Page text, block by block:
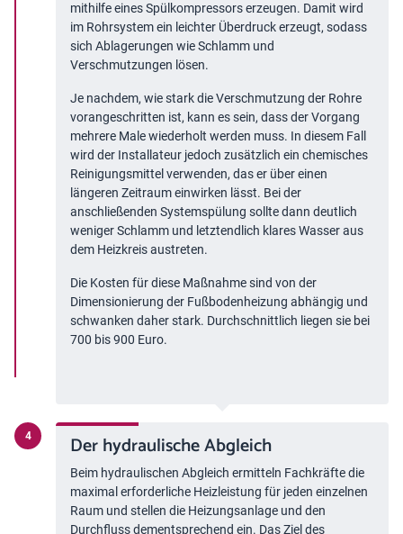
mithilfe eines Spülkompressors erzeugen. Damit wird
im Rohrsystem ein leichter Überdruck erzeugt, sodass
sich Ablagerungen wie Schlamm und
Verschmutzungen lösen.
Je nachdem, wie stark die Verschmutzung der Rohre
vorangeschritten ist, kann es sein, dass der Vorgang
mehrere Male wiederholt werden muss. In diesem Fall
wird der Installateur jedoch zusätzlich ein chemisches
Reinigungsmittel verwenden, das er über einen
längeren Zeitraum einwirken lässt. Bei der
anschließenden Systemspülung sollte dann deutlich
weniger Schlamm und letztendlich klares Wasser aus
dem Heizkreis austreten.
Die Kosten für diese Maßnahme sind von der
Dimensionierung der Fußbodenheizung abhängig und
schwanken daher stark. Durchschnittlich liegen sie bei
700 bis 900 Euro.
Der hydraulische Abgleich
Beim hydraulischen Abgleich ermitteln Fachkräfte die
maximal erforderliche Heizleistung für jeden einzelnen
Raum und stellen die Heizungsanlage und den
Durchfluss dementsprechend ein. Das Ziel des